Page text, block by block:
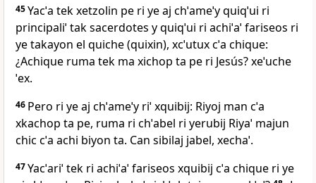
45Yacˈa tek xetzolin pe ri ye aj chˈameˈy quiqˈui ri
principaliˈ tak sacerdotes y quiqˈui ri achiˈaˈ fariseos ri
ye takayon el quiche (quixin), xcˈutux cˈa chique:
¿Achique ruma tek ma xichop ta pe ri Jesús? xeˈuche
ˈex.
46 Pero ri ye aj chˈameˈy riˈ xquibij: Riyoj man cˈa
xkachop ta pe, ruma ri chˈabel ri yerubij Riyaˈ majun
chic cˈa achi biyon ta. Can sibilaj jabel, xechaˈ.
47Yacˈariˈ tek ri achiˈaˈ fariseos xquibij cˈa chique ri ye